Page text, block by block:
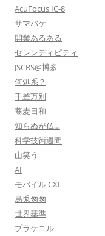
AcuFocus IC-8
サマバケ
開業あるある
セレンディピティ
JSCRS@博多
何処系？
千差万別
蕎麦日和
知らぬが仏…
科学技術週間
山笑う
AI
モバイル CXL
烏兎匆匆
世界基準
プラケニル